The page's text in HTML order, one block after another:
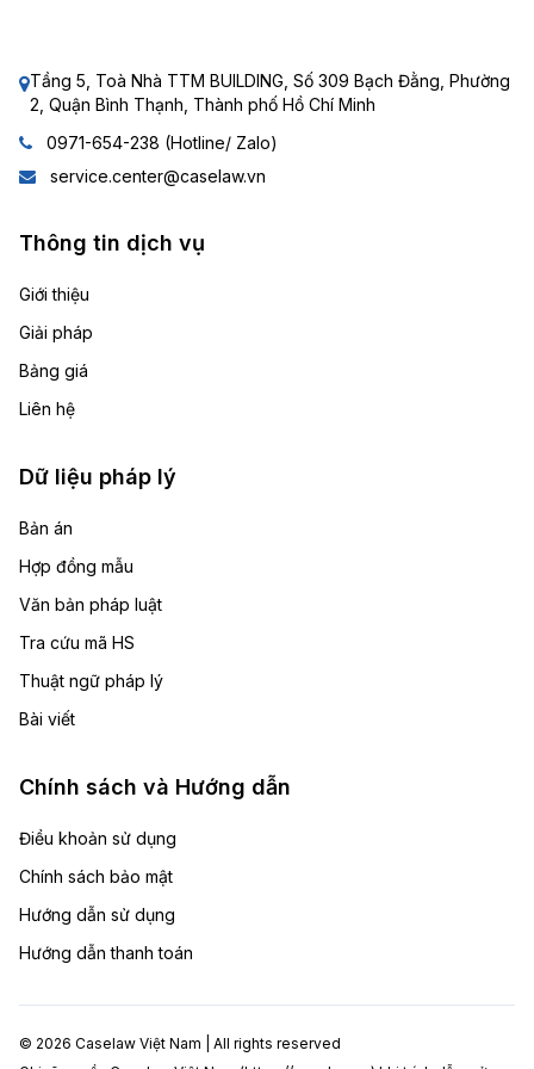
Tầng 5, Toà Nhà TTM BUILDING, Số 309 Bạch Đằng, Phường
2, Quận Bình Thạnh, Thành phố Hồ Chí Minh
0971-654-238 (Hotline/ Zalo)
service.center@caselaw.vn
Thông tin dịch vụ
Giới thiệu
Giải pháp
Bảng giá
Liên hệ
Dữ liệu pháp lý
Bản án
Hợp đồng mẫu
Văn bản pháp luật
Tra cứu mã HS
Thuật ngữ pháp lý
Bài viết
Chính sách và Hướng dẫn
Điều khoản sử dụng
Chính sách bảo mật
Hướng dẫn sử dụng
Hướng dẫn thanh toán
© 2026 Caselaw Việt Nam | All rights reserved